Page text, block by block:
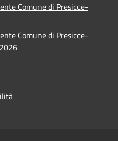
Comune di Presicce-
Comune di Presicce-